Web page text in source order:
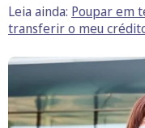
Leia ainda: Poupar em
transferir o meu